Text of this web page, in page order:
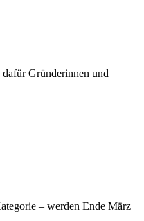
Gründerinnen und
– werden Ende März